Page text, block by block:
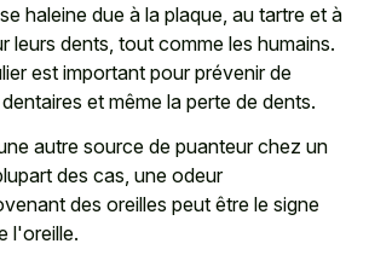
haleine due à la plaque, au tartre et à
leurs dents, tout comme les humains.
est important pour prévenir de
et même la perte de dents.
autre source de puanteur chez un
des cas, une odeur
des oreilles peut être le signe
l'oreille.